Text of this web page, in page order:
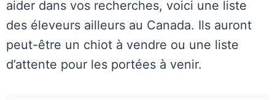
aider dans vos recherches, voici une liste
des éleveurs ailleurs au Canada. Ils auront
peut-être un chiot à vendre ou une liste
d’attente pour les portées à venir.